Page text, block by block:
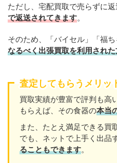
ただし、宅配買取で売らずに返
で返送されてきます。
そのため、「バイセル」「福
なるべく出張買取を利用され
査定してもらうメリッ
買取実績が豊富で評判も高
もらえば、その食器の本当
また、たとえ満足できる買
でも、ネットで上手く出品
ることもできます。